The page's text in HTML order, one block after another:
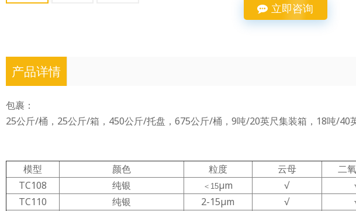
立即咨询
产品详情
包裹：
25公斤/桶，25公斤/箱，450公斤/托盘，675公斤/桶，9吨/20英尺集装箱，18吨/40
模型 颜色 粒度 云母 二
TC108
纯银 ＜15μm √
TC110
纯银 2-15μm √